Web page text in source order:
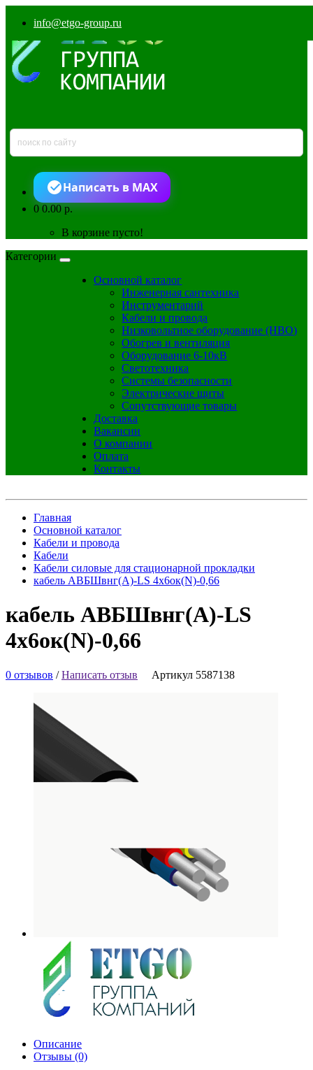
info@etgo-group.ru
Написать в MAX
00.00 р.
В корзине пусто!
Категории
Основной каталог
Инженерная сантехника
Инструментарий
Кабели и провода
Низковольтное оборудование (НВО)
Обогрев и вентиляция
Оборудование 6-10кВ
Светотехника
Системы безопасности
Электрические щиты
Сопутствующие товары
Доставка
Вакансии
О компании
Оплата
Контакты
Главная
Основной каталог
Кабели и провода
Кабели
Кабели силовые для стационарной прокладки
кабель АВБШвнг(А)-LS 4х6ок(N)-0,66
кабель АВБШвнг(А)-LS
4х6ок(N)-0,66
0 отзывов /Написать отзыв Артикул 5587138
Описание
Отзывы (0)